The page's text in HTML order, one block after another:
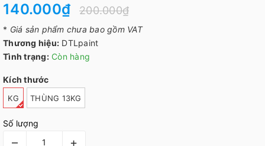
140.000₫ 200.000₫
* Giá sản phẩm chưa bao gồm VAT
Thương hiệu: DTLpaint
Tình trạng: Còn hàng
Kích thước
KG THÙNG 13KG
Số lượng
– +